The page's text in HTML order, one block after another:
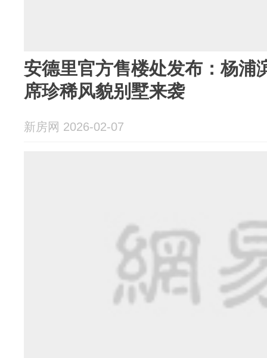
安德里官方售楼处发布：杨浦
席珍稀风貌别墅来袭
新房网 2026-02-07